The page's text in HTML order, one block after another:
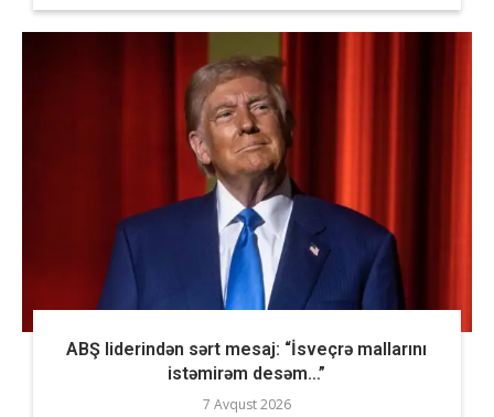
ABŞ liderindən sərt mesaj: “İsveçrə mallarını
istəmirəm desəm…”
7 Avqust 2026